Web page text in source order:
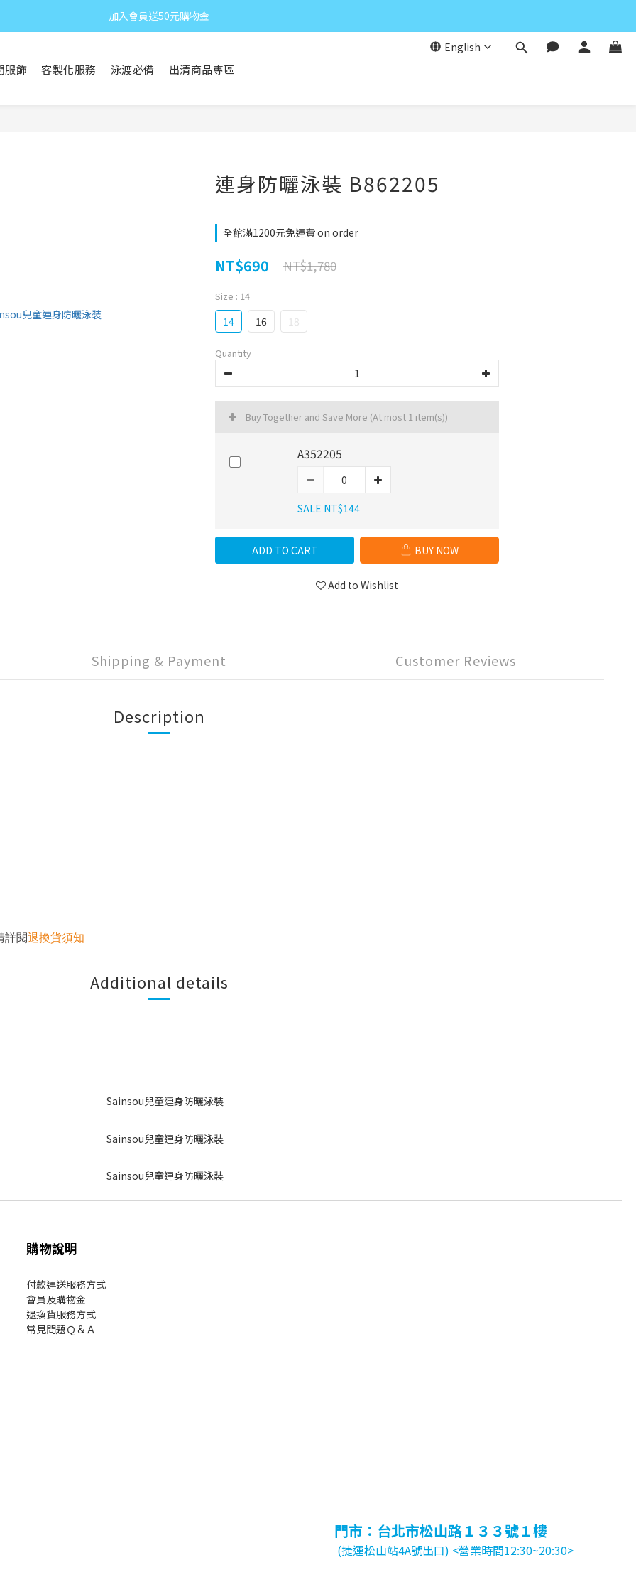
加入會員送50元購物金
English
服飾 客製化服務 泳渡必備 出清商品專區
連身防曬泳裝 B862205
全館滿1200元免運費 on order
NT$690 NT$1,780
Size : 14
14 16 18
Quantity
Buy Together and Save More (At most 1 item(s))
A352205
SALE NT$144
ADD TO CART BUY NOW
Add to Wishlist
Shipping & Payment Customer Reviews
Description
詳閱退換貨須知
Additional details
購物說明
付款運送服務方式
會員及購物金
退換貨服務方式
常見問題Ｑ＆Ａ
門市：台北市松山路１３３號１樓
(捷運松山站4A號出口) <營業時間12:30~20:30>